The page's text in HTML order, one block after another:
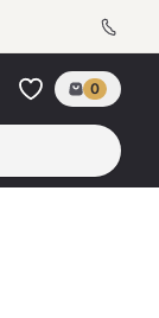
0